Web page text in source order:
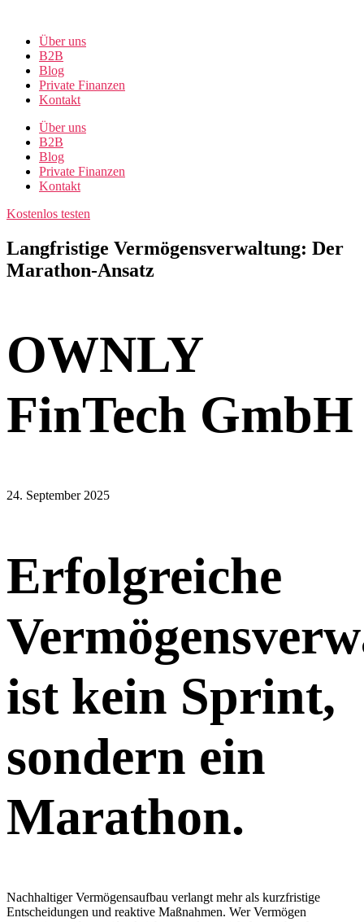
springenÜber uns
B2B
Blog
Private Finanzen
Kontakt
Über uns
B2B
Blog
Private Finanzen
Kontakt
Kostenlos testen
Langfristige Vermögensverwaltung: Der
Marathon-Ansatz
OWNLY
FinTech GmbH
24. September 2025
Erfolgreiche
ist kein Sprint,
sondern ein
Marathon.
Nachhaltiger Vermögensaufbau verlangt mehr als kurzfristige
Entscheidungen und reaktive Maßnahmen. Wer Vermögen